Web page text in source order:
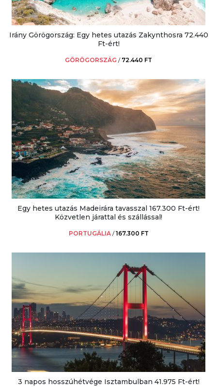
Irány Görögország: Egy hetes utazás Zakynthosra 72.440
Ft-ért!
GÖRÖGORSZÁG / 72.440 FT
Egy hetes utazás Madeirára tavasszal 167.300 Ft-ért!
Közvetlen járattal és szállással!
PORTUGÁLIA /167.300 FT
3 napos hosszúhétvége Isztambulban 41.975 Ft-ért!